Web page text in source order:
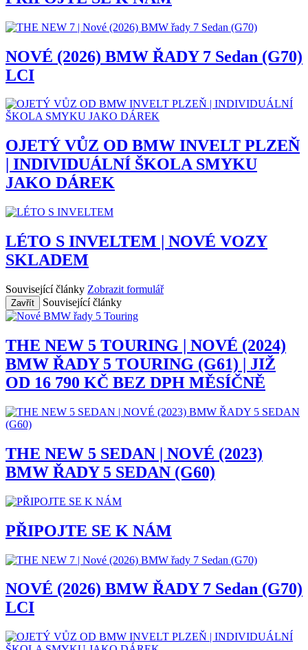
NOVÉ (2026) BMW ŘADY 7 Sedan (G70)
LCI
OJETÝ VŮZ OD BMW INVELT PLZEŇ
| INDIVIDUÁLNÍ ŠKOLA SMYKU
JAKO DÁREK
LÉTO S INVELTEM | NOVÉ VOZY
SKLADEM
Související články Zobrazit formulář
Zavřít Související články
THE NEW 5 TOURING | NOVÉ (2024)
BMW ŘADY 5 TOURING (G61) | JIŽ
OD 16 790 KČ BEZ DPH MĚSÍČNĚ
THE NEW 5 SEDAN | NOVÉ (2023)
BMW ŘADY 5 SEDAN (G60)
PŘIPOJTE SE K NÁM
NOVÉ (2026) BMW ŘADY 7 Sedan (G70)
LCI